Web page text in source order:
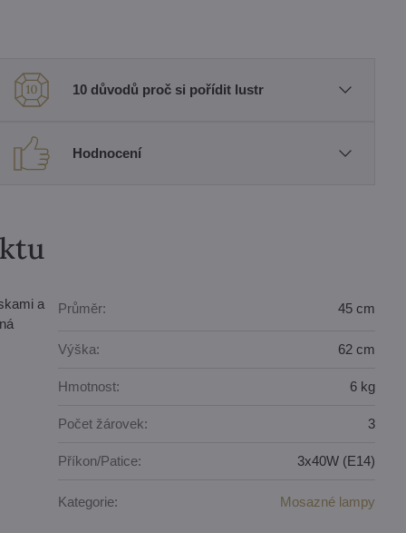
10 důvodů proč si pořídit lustr
Hodnocení
a
Průměr: 45 cm
Výška: 62 cm
Hmotnost: 6 kg
Počet žárovek: 3
Příkon/Patice: 3x40W (E14)
Kategorie: Mosazné lampy